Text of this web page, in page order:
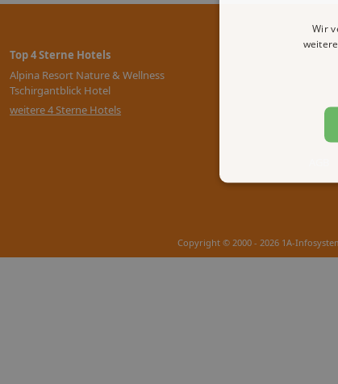
Top 4 Sterne Hotels
Alpina Resort Nature & Wellness
Tschirgantblick Hotel
weitere 4 Sterne Hotels
Copyright © 2000 - 2026 1A-
Wir